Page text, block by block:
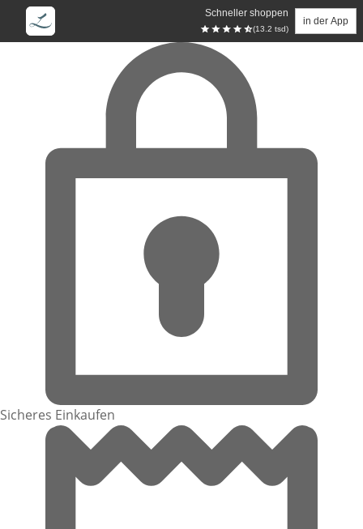
Schneller shoppen
(13.2 tsd)
in der App
Zum Hauptinhalt springen
Sicheres Einkaufen